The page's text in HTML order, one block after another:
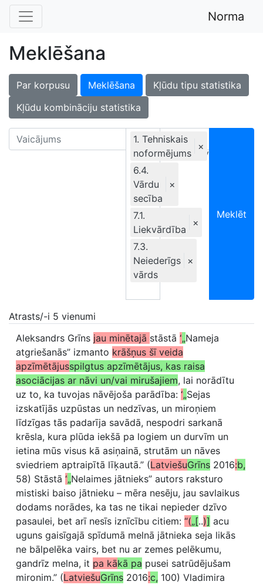
Norma
Meklēšana
Par korpusu Meklēšana
Kļūdu tipu statistika
Kļūdu kombināciju statistika
1. Tehniskais
noformējums
×
6.4.
Vārdu
secība
×
7.1.
Liekvārdība
×
7.3.
Neiederīgs
vārds
×
Ekskluzīvi
Meklēt
Atrasts/-i 5 vienumi
Aleksandrs Grīns jau minētajā stāstā “„Nameja
atgriešanās” izmanto krāšņus šī veida
apzīmētājusspilgtus apzīmētājus, kas raisa
asociācijas ar nāvi un/vai mirušajiem, lai norādītu
uz to, ka tuvojas nāvējoša parādība: “„Sejas
izskatījās uzpūstas un nedzīvas, un miroņiem
līdzīgas tās padarīja savādā, nespodri sarkanā
krēsla, kura plūda iekšā pa logiem un durvīm un
ietina mūs visus kā asiņainā, strutām un nāves
sviedriem aptraipītā līķautā.” (LatviešuGrīns 2016:b,
58) Stāstā “„Nelaimes jātnieks” autors raksturo
mistiski baiso jātnieku – mēra nesēju, jau savlaikus
dodams norādes, ka tas ne tikai nepieder dzīvo
pasaulei, bet arī nesīs iznīcību citiem: “(„[..)] acu
uguns gaisīgajā spīdumā melnā jātnieka seja likās
ne bālpelēka vairs, bet nu ar zemes pelēkumu,
gandrīz melna, it pa kākā pa pusei satrūdējušam
mironim.” (LatviešuGrīns 2016:c, 100) Vladimira